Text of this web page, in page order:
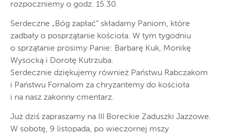
rozpoczniemy o godz. 15.30.
Serdeczne „Bóg zapłać” składamy Paniom, które
zadbały o posprzątanie kościoła. W tym tygodniu
o sprzątanie prosimy Panie: Barbarę Kuk, Monikę
Wysocką i Dorotę Kutrzuba.
Serdecznie dziękujemy również Państwu Rabczakom
i Państwu Fornalom za chryzantemy do kościoła
i na nasz zakonny cmentarz.
Już dziś zapraszamy na III Boreckie Zaduszki Jazzowe.
W sobotę, 9 listopada, po wieczornej mszy